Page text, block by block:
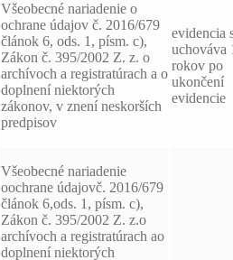
Všeobecné nariadenie o
ochrane údajov č. 2016/679
článok 6, ods. 1, písm. c),
Zákon č. 395/2002 Z. z. o
archívoch a registratúrach a o
doplnení niektorých
zákonov, v znení neskorších
predpisov
evidencia
uchováva
rokov po
ukončení
evidencie
Všeobecné nariadenie
oochrane údajovč. 2016/679
článok 6,ods. 1, písm. c),
Zákon č. 395/2002 Z. z.o
archívoch a registratúrach ao
doplnení niektorých